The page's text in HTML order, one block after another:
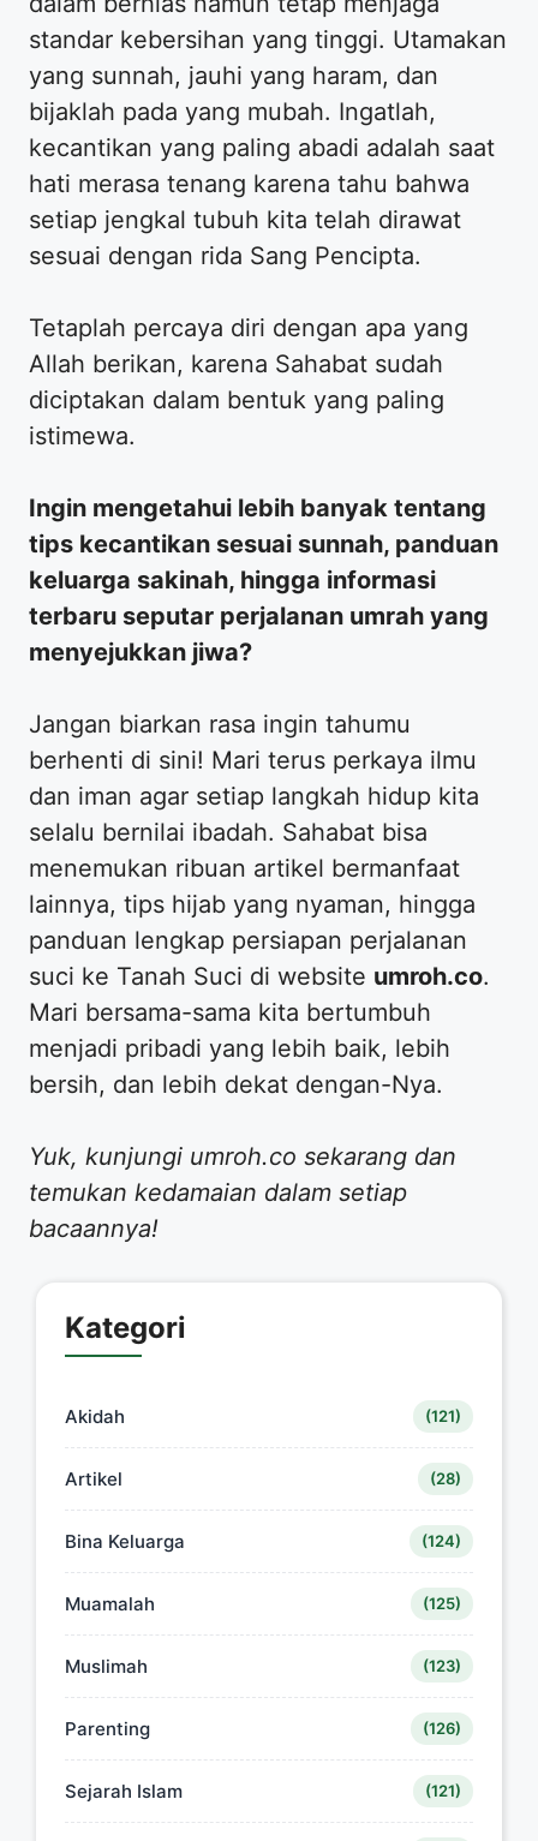
standar kebersihan yang tinggi. Utamakan
yang sunnah, jauhi yang haram, dan
bijaklah pada yang mubah. Ingatlah,
kecantikan yang paling abadi adalah saat
hati merasa tenang karena tahu bahwa
setiap jengkal tubuh kita telah dirawat
sesuai dengan rida Sang Pencipta.
​Tetaplah percaya diri dengan apa yang
Allah berikan, karena Sahabat sudah
diciptakan dalam bentuk yang paling
istimewa.
Ingin mengetahui lebih banyak tentang
tips kecantikan sesuai sunnah, panduan
keluarga sakinah, hingga informasi
terbaru seputar perjalanan umrah yang
menyejukkan jiwa?
​Jangan biarkan rasa ingin tahumu
berhenti di sini! Mari terus perkaya ilmu
dan iman agar setiap langkah hidup kita
selalu bernilai ibadah. Sahabat bisa
menemukan ribuan artikel bermanfaat
lainnya, tips hijab yang nyaman, hingga
panduan lengkap persiapan perjalanan
suci ke Tanah Suci di website umroh.co.
Mari bersama-sama kita bertumbuh
menjadi pribadi yang lebih baik, lebih
bersih, dan lebih dekat dengan-Nya.
Yuk, kunjungi umroh.co sekarang dan
temukan kedamaian dalam setiap
bacaannya!
Kategori
Akidah (121)
Artikel (28)
Bina Keluarga (124)
Muamalah (125)
Muslimah (123)
Parenting (126)
Sejarah Islam (121)